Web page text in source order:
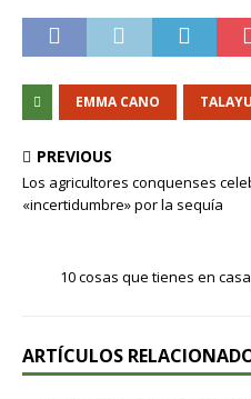
EMMA CANO
PREVIOUS
Los agricultores conquenses
«incertidumbre» por la sequía
10 cosas que tienes en
ARTÍCULOS